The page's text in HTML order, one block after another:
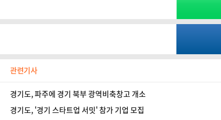
관련기사
경기도, 파주에 경기 북부 광역비축창고 개소
경기도, '경기 스타트업 서밋' 참가 기업 모집